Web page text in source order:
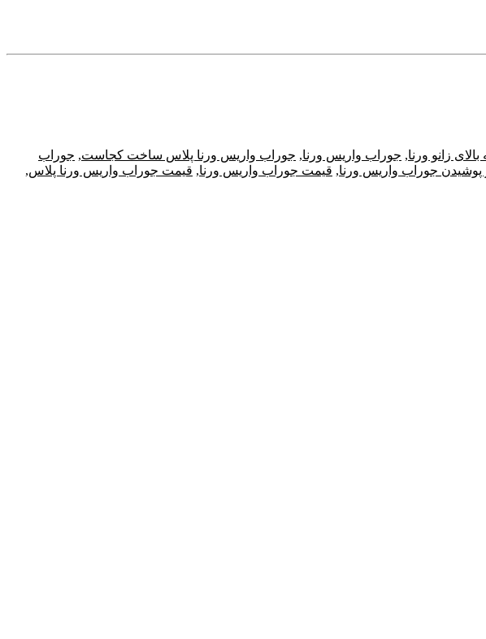
, جوراب واریس ورنا, جوراب واریس ورنا پلاس ساخت کجاست, جوراب
جوراب واریس ورنا, قیمت جوراب واریس ورنا, قیمت جوراب واریس ورنا پلاس,